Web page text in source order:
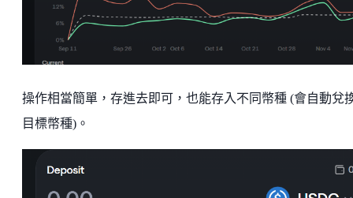
操作相當簡單，存進去即可，也能存入不同幣種 (會自動兌
目標幣種)。